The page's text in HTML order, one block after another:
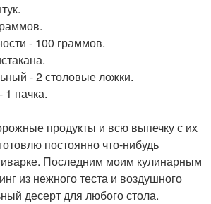
- 100 граммов.
- 2 столовые ложки.
пачка.
продукты и всю выпечку с их
постоянно что-нибудь
Последним моим кулинарным
из нежного теста и воздушного
десерт для любого стола.